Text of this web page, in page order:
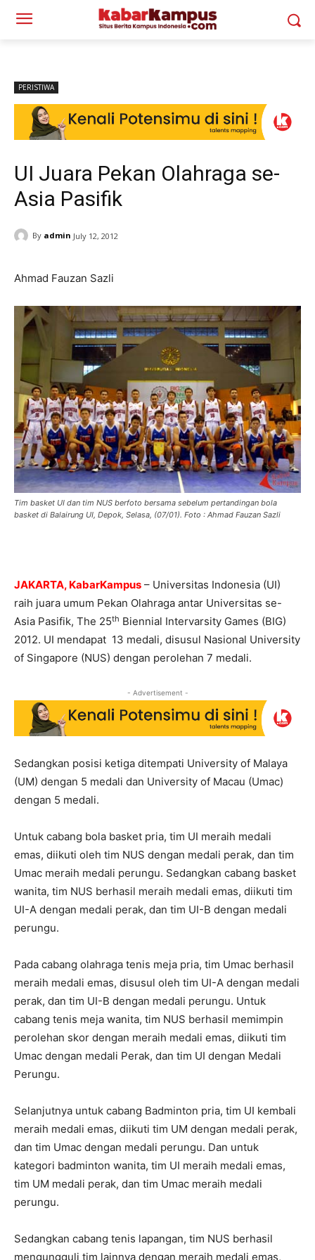
PERISTIWA
UI Juara Pekan Olahraga se-
Asia Pasifik
By admin July 12, 2012
Ahmad Fauzan Sazli
Tim basket UI dan tim NUS berfoto bersama sebelum pertandingan bola
basket di Balairung UI, Depok, Selasa, (07/01). Foto : Ahmad Fauzan Sazli
JAKARTA, KabarKampus – Universitas Indonesia (UI)
raih juara umum Pekan Olahraga antar Universitas se-
Asia Pasifik, The 25th Biennial Intervarsity Games (BIG)
2012. UI mendapat 13 medali, disusul Nasional University
of Singapore (NUS) dengan perolehan 7 medali.
- Advertisement -
Sedangkan posisi ketiga ditempati University of Malaya
(UM) dengan 5 medali dan University of Macau (Umac)
dengan 5 medali.
Untuk cabang bola basket pria, tim UI meraih medali
emas, diikuti oleh tim NUS dengan medali perak, dan tim
Umac meraih medali perungu. Sedangkan cabang basket
wanita, tim NUS berhasil meraih medali emas, diikuti tim
UI-A dengan medali perak, dan tim UI-B dengan medali
perungu.
Pada cabang olahraga tenis meja pria, tim Umac berhasil
meraih medali emas, disusul oleh tim UI-A dengan medali
perak, dan tim UI-B dengan medali perungu. Untuk
cabang tenis meja wanita, tim NUS berhasil memimpin
perolehan skor dengan meraih medali emas, diikuti tim
Umac dengan medali Perak, dan tim UI dengan Medali
Perungu.
Selanjutnya untuk cabang Badminton pria, tim UI kembali
meraih medali emas, diikuti tim UM dengan medali perak,
dan tim Umac dengan medali perungu. Dan untuk
kategori badminton wanita, tim UI meraih medali emas,
tim UM medali perak, dan tim Umac meraih medali
perungu.
Sedangkan cabang tenis lapangan, tim NUS berhasil
mengungguli tim lainnya dengan meraih medali emas,